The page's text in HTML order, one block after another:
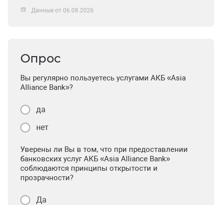
Данные от 06.08.2026
Опрос
Вы регулярно пользуетесь услугами АКБ «Asia
Alliance Bank»?
да
нет
Уверены ли Вы в том, что при предоставлении
банковских услуг АКБ «Asia Alliance Bank»
соблюдаются принципы открытости и
прозрачности?
Да